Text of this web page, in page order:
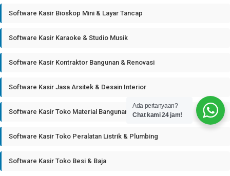
Software Kasir Bioskop Mini & Layar Tancap
Software Kasir Karaoke & Studio Musik
Software Kasir Kontraktor Bangunan & Renovasi
Software Kasir Jasa Arsitek & Desain Interior
Software Kasir Toko Material Bangunan
Software Kasir Toko Peralatan Listrik & Plumbing
Software Kasir Toko Besi & Baja
Ada pertanyaan?
Chat kami 24 jam!